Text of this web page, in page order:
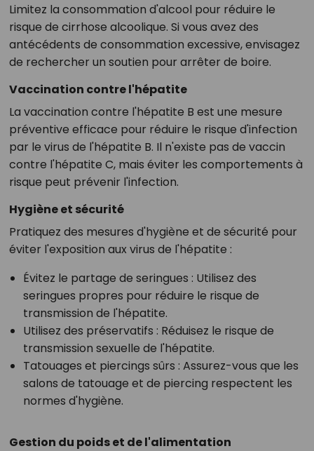
Limitez la consommation d'alcool pour réduire le
risque de cirrhose alcoolique. Si vous avez des
antécédents de consommation excessive, envisagez
de rechercher un soutien pour arrêter de boire.
Vaccination contre l'hépatite
La vaccination contre l'hépatite B est une mesure
préventive efficace pour réduire le risque d'infection
par le virus de l'hépatite B. Il n'existe pas de vaccin
contre l'hépatite C, mais éviter les comportements à
risque peut prévenir l'infection.
Hygiène et sécurité
Pratiquez des mesures d'hygiène et de sécurité pour
éviter l'exposition aux virus de l'hépatite :
Évitez le partage de seringues : Utilisez des
seringues propres pour réduire le risque de
transmission de l'hépatite.
Utilisez des préservatifs : Réduisez le risque de
transmission sexuelle de l'hépatite.
Tatouages et piercings sûrs : Assurez-vous que les
salons de tatouage et de piercing respectent les
normes d'hygiène.
Gestion du poids et de l'alimentation